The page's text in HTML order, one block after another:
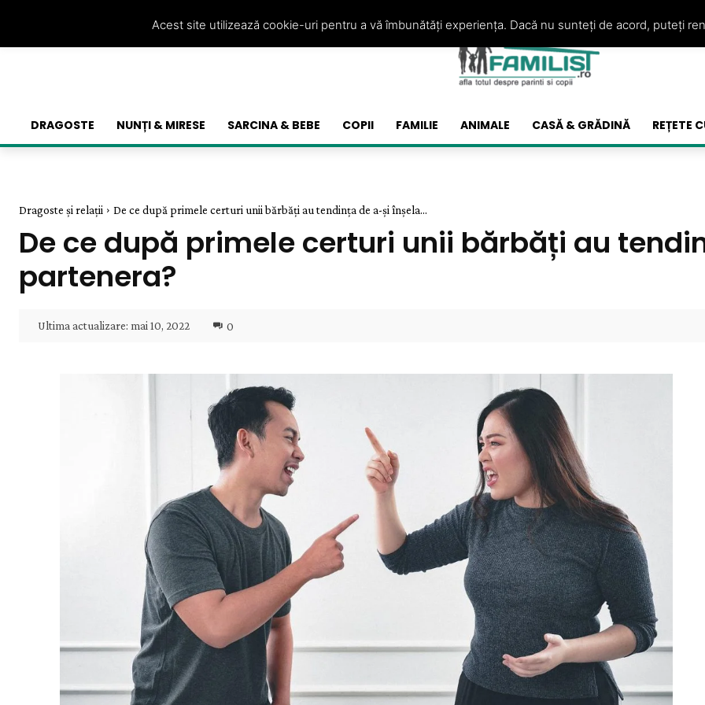
DRAGOSTE NUNȚI & MIRESE SARCINA & BEBE COPII FAMILIE ANIMALE CASĂ & GRĂDINĂ REȚETE
Dragoste și relații De ce după primele certuri unii bărbăți au tendința de a-și înșela...
De ce după primele certuri unii bărbăți au
partenera?
Ultima actualizare: mai 10, 2022 0
Acest site utilizează cookie-uri pentru a vă îmbunătăți experiența. Dacă nu sunteți de acord, puteți